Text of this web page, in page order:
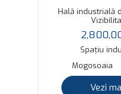
Hală industrială
Spațiu
Mogosoaia
Vezi